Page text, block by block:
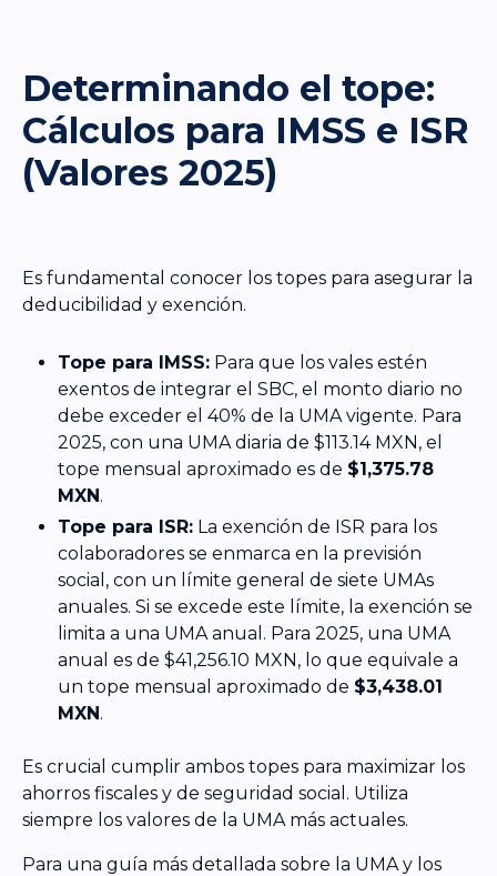
Determinando el tope:
Cálculos para IMSS e ISR
(Valores 2025)
Es fundamental conocer los topes para asegurar la
deducibilidad y exención.
Tope para IMSS: Para que los vales estén
exentos de integrar el SBC, el monto diario no
debe exceder el 40% de la UMA vigente. Para
2025, con una UMA diaria de $113.14 MXN, el
tope mensual aproximado es de $1,375.78
MXN.
Tope para ISR: La exención de ISR para los
colaboradores se enmarca en la previsión
social, con un límite general de siete UMAs
anuales. Si se excede este límite, la exención se
limita a una UMA anual. Para 2025, una UMA
anual es de $41,256.10 MXN, lo que equivale a
un tope mensual aproximado de $3,438.01
MXN.
Es crucial cumplir ambos topes para maximizar los
ahorros fiscales y de seguridad social. Utiliza
siempre los valores de la UMA más actuales.
Para una guía más detallada sobre la UMA y los